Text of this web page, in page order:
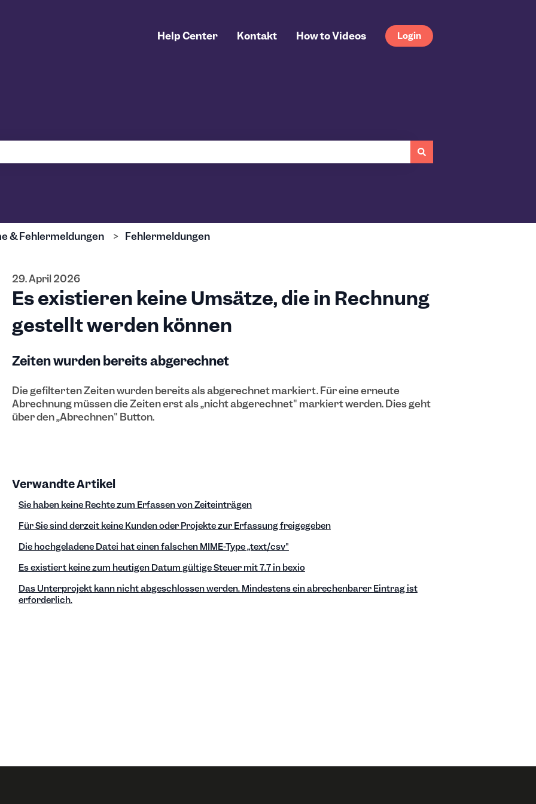
Help Center Kontakt How to Videos Login
& Fehlermeldungen Fehlermeldungen
29. April 2026
Es existieren keine Umsätze, die in Rechnung
gestellt werden können
Zeiten wurden bereits abgerechnet
Die gefilterten Zeiten wurden bereits als abgerechnet markiert. Für eine erneute
Abrechnung müssen die Zeiten erst als „nicht abgerechnet" markiert werden. Dies geht
über den „Abrechnen" Button.
Verwandte Artikel
Sie haben keine Rechte zum Erfassen von Zeiteinträgen
Für Sie sind derzeit keine Kunden oder Projekte zur Erfassung freigegeben
Die hochgeladene Datei hat einen falschen MIME-Type „text/csv"
Es existiert keine zum heutigen Datum gültige Steuer mit 7.7 in bexio
Das Unterprojekt kann nicht abgeschlossen werden. Mindestens ein abrechenbarer Eintrag ist
erforderlich.